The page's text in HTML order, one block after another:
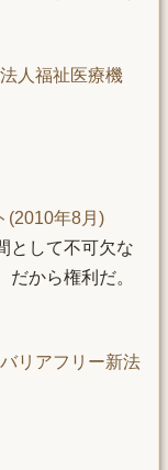
人福祉医療機
(2010年8月)
として不可欠な
だから権利だ。
リアフリー新法